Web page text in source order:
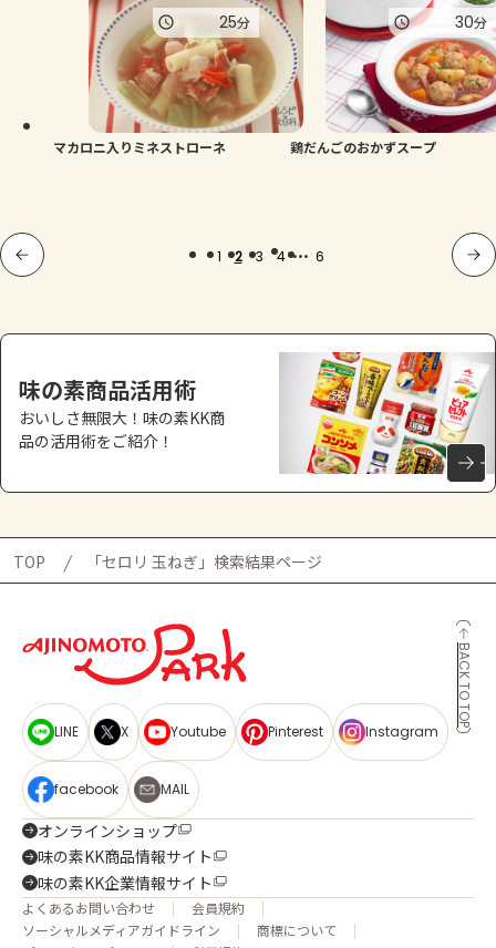
マカロニ入りミネストローネ
25分
鶏だんごのおかずスープ
30分
1 2 3 4 ... 6
味の素商品活用術
おいしさ無限大！味の素KK商
品の活用術をご紹介！
TOP 「セロリ 玉ねぎ」検索結果ページ
BACK TO TOP
LINE X Youtube Pinterest Instagram
facebook MAIL
オンラインショップ
味の素KK商品情報サイト
味の素KK企業情報サイト
よくあるお問い合わせ
会員規約
ソーシャルメディアガイドライン
商標について